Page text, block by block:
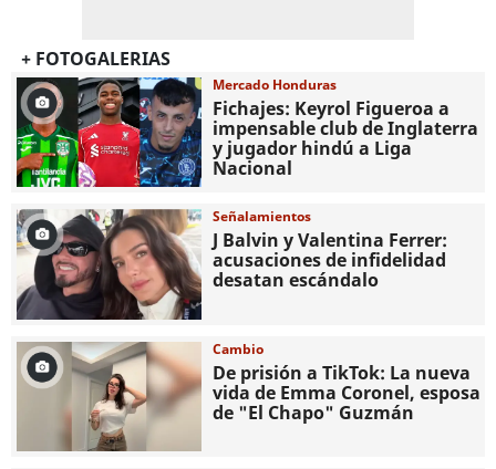
+ FOTOGALERIAS
Mercado Honduras
Fichajes: Keyrol Figueroa a
impensable club de Inglaterra
y jugador hindú a Liga
Nacional
Señalamientos
J Balvin y Valentina Ferrer:
acusaciones de infidelidad
desatan escándalo
Cambio
De prisión a TikTok: La nueva
vida de Emma Coronel, esposa
de "El Chapo" Guzmán